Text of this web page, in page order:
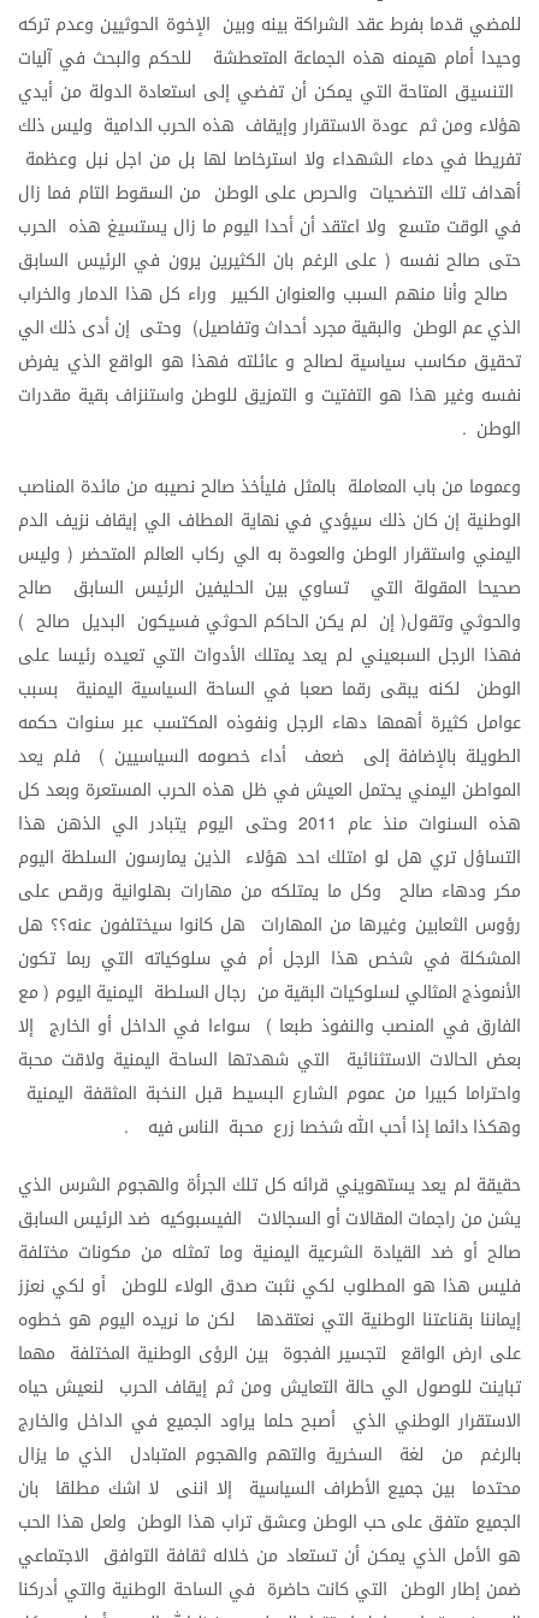
للمضي قدما بفرط عقد الشراكة بينه وبين الإخوة الحوثيين وعدم تركه
وحيدا أمام هيمنه هذه الجماعة المتعطشة للحكم والبحث في آليات
التنسيق المتاحة التي يمكن أن تفضي إلى استعادة الدولة من أيدي
هؤلاء ومنثم عودة الاستقرار وإيقاف هذه الحرب الدامية وليس ذلك
تفريطا في دماء الشهداء ولا استرخاصا لها بل من اجل نبل وعظمة
أهداف تلك التضحيات والحرص على الوطن من السقوط التام فما زال
في الوقت متسع ولا اعتقدأن أحدا اليوم ما زال يستسيغ هذه الحرب
حتى صالح نفسه ( على الرغم بان الكثيرين يرون في الرئيس السابق
صالح وأنا منهم السبب والعنوان الكبير وراء كل هذا الدمار والخراب
الذيعم الوطن والبقية مجردأحداث وتفاصيل) وحتى إن أدى ذلك الي
تحقيق مكاسب سياسية لصالح و عائلته فهذا هو الواقع الذي يفرض
نفسه وغير هذا هو التفتيت و التمزيق للوطن واستنزاف بقية مقدرات
الوطن .
وعموما من باب المعاملة بالمثل فليأخذ صالح نصيبه من مائدة المناصب
الوطنية إن كان ذلك سيؤدي في نهاية المطاف الي إيقاف نزيف الدم
اليمني واستقرار الوطن والعودة به الي ركاب العالم المتحضر ( وليس
صحيحا المقولة التي تساوي بين الحليفين الرئيس السابق
صالح
والحوثي وتقول( إن لم يكن الحاكم الحوثي فسيكون البديل صالح )
فهذا الرجل السبعيني لم يعد يمتلك الأدوات التي تعيده رئيسا على
الوطن لكنه يبقى رقما صعبا في الساحة السياسية اليمنية
بسبب
عوامل كثيرة أهمها دهاء الرجل ونفوذه المكتسب عبر سنوات حكمه
الطويلة بالإضافة إلى ضعف أداء خصومه السياسيين ) فلم يعد
المواطن اليمني يحتمل العيش في ظل هذه الحرب المستعرة وبعد كل
هذه السنوات منذ عام وحتى اليوم يتبادر الي الذهن هذا
التساؤل تري هل لو امتلك احد هؤلاء الذين يمارسون السلطة اليوم
مكر ودهاء صالح وكل ما يمتلكه من مهارات بهلوانية ورقص على
رؤوس الثعابين وغيرها من المهارات هل كانوا سيختلفون عنه؟؟ هل
المشكلة في شخص هذا الرجل أم في سلوكياته التي ربما تكون
الأنموذجالمثالي لسلوكيات البقية من رجال السلطة اليمنية اليوم ( مع
الفارق في المنصب والنفوذ طبعا ) سواءا في الداخل أو الخارج إلا
بعض الحالات الاستثنائية التي شهدتها الساحة اليمنية ولاقت محبة
واحتراما كبيرا من عموم الشارع البسيط قبل النخبة المثقفة اليمنية
وهكذادائما إذاأحب الله شخصا زرع محبة الناس فيه .
حقيقة لم يعد يستهويني قرائه كل تلك الجرأة والهجوم الشرس الذي
يشن من راجمات المقالاتأو السجالات الفيسبوكيه ضدالرئيس السابق
صالح أو ضد القيادة الشرعية اليمنية وما تمثله من مكونات مختلفة
فليس هذا هو المطلوب لكي نثبت صدق الولاء للوطن أو لكي نعزز
إيماننا بقناعتنا الوطنية التي نعتقدها لكن ما نريده اليوم هو خطوه
على ارض الواقع لتجسير الفجوة بين الرؤى الوطنية المختلفة مهما
تباينت للوصول الي حالة التعايش ومن ثم إيقاف الحرب لنعيش حياه
الاستقرار الوطني الذي أصبح حلما يراود الجميع في الداخل والخارج
بالرغم من لغة السخرية والتهم والهجوم المتبادل الذي ما يزال
محتدما بين جميع الأطراف السياسية إلا اننى لا اشك مطلقا بان
الجميع متفق على حب الوطن وعشق تراب هذا الوطن ولعل هذا الحب
هو الأمل الذي يمكن أن تستعاد من خلاله ثقافة التوافق الاجتماعي
ضمن إطار الوطن التي كانت حاضرة في الساحة الوطنية والتي أدركنا